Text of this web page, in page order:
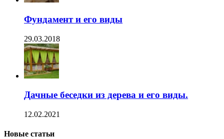
Фундамент и его виды
29.03.2018
Дачные беседки из дерева и его виды.
12.02.2021
Новые статьи